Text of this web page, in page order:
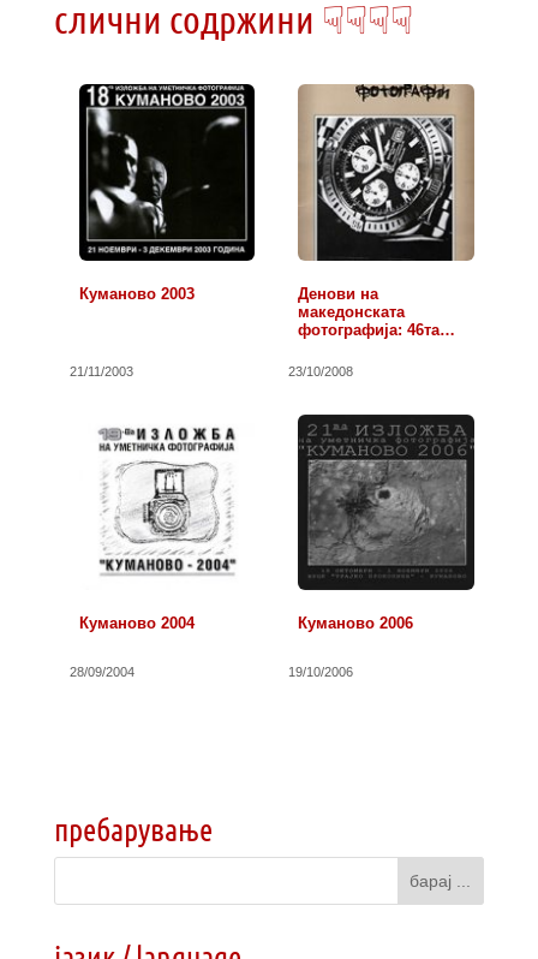
слични содржини ☟☟☟☟
Куманово 2003
21/11/2003
Денови на
македонската
фотографија: 46та
23/10/2008
Куманово 2004
28/09/2004
Куманово 2006
19/10/2006
пребарување